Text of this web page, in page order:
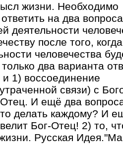
жизни. Необходимо
на два
деятельности
после того,
человечества
два варианта
и 1) воссоединение
связи) с
И ещё два
делать каждому? И
Бог-Отец! 2) то,
Русская